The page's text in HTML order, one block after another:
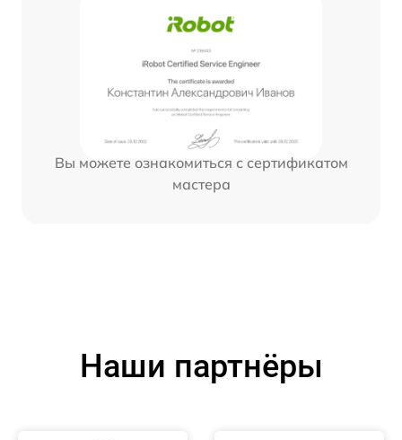
Вы можете ознакомиться с сертификатом
мастера
Наши партнёры